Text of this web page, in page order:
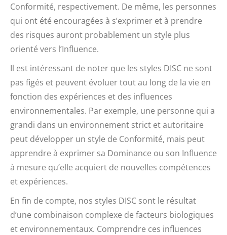
Conformité, respectivement. De même, les personnes
qui ont été encouragées à s’exprimer et à prendre
des risques auront probablement un style plus
orienté vers l’Influence.
Il est intéressant de noter que les styles DISC ne sont
pas figés et peuvent évoluer tout au long de la vie en
fonction des expériences et des influences
environnementales. Par exemple, une personne qui a
grandi dans un environnement strict et autoritaire
peut développer un style de Conformité, mais peut
apprendre à exprimer sa Dominance ou son Influence
à mesure qu’elle acquiert de nouvelles compétences
et expériences.
En fin de compte, nos styles DISC sont le résultat
d’une combinaison complexe de facteurs biologiques
et environnementaux. Comprendre ces influences